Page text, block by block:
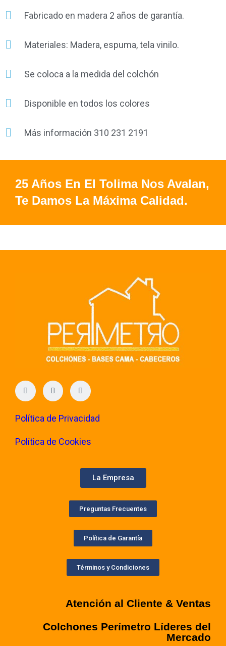
Fabricado en madera 2 años de garantía.
Materiales: Madera, espuma, tela vinilo.
Se coloca a la medida del colchón
Disponible en todos los colores
Más información 310 231 2191
25 Años En El Tolima Nos Avalan,
Te Damos La Máxima Calidad.
Política de Privacidad
Política de Cookies
La Empresa
Preguntas Frecuentes
Política de Garantía
Términos y Condiciones
Atención al Cliente & Ventas
Colchones Perímetro Líderes del
Mercado